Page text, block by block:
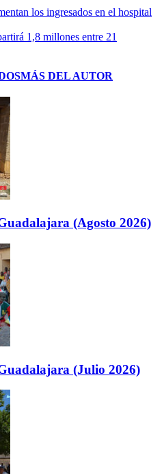
los ingresados en el hospital
1,8 millones entre 21
MÁS DEL AUTOR
(Agosto 2026)
(Julio 2026)